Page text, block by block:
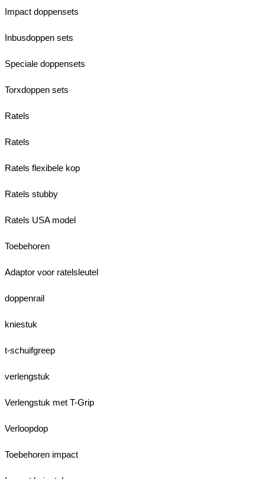
Impact doppensets
Inbusdoppen sets
Speciale doppensets
Torxdoppen sets
Ratels
Ratels
Ratels flexibele kop
Ratels stubby
Ratels USA model
Toebehoren
Adaptor voor ratelsleutel
doppenrail
kniestuk
t-schuifgreep
verlengstuk
Verlengstuk met T-Grip
Verloopdop
Toebehoren impact